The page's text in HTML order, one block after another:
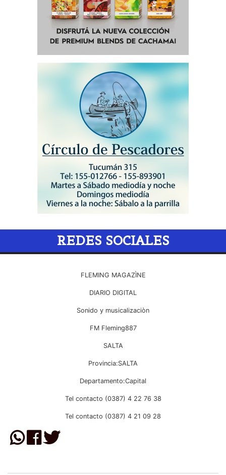
REDES SOCIALES
FLEMING MAGAZÌNE
DIARIO DIGITAL
Sonido y musicalizaciòn
FM Fleming887
SALTA
Provincia:SALTA
Departamento:Capital
Tel contacto (0387) 4 22 76 38
Tel contacto (0387) 4 21 09 28